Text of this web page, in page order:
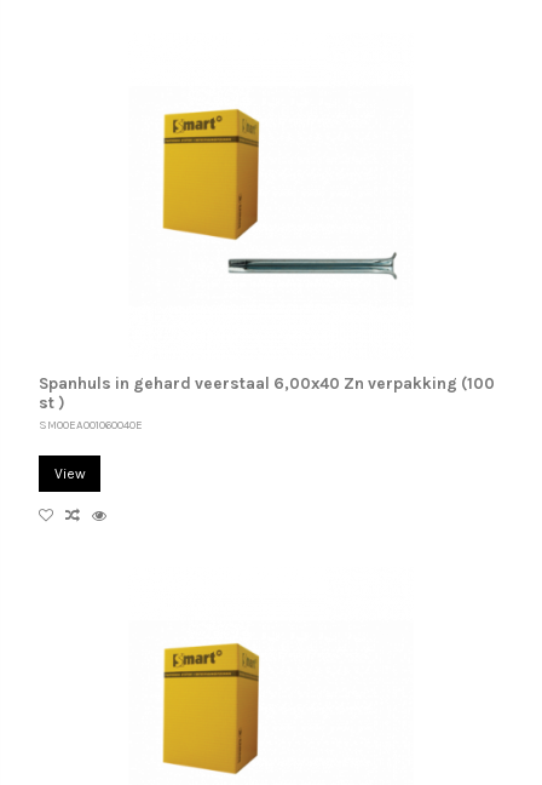
Spanhuls in gehard veerstaal 6,00x40 Zn verpakking (100
st )
SM00EA001060040E
View